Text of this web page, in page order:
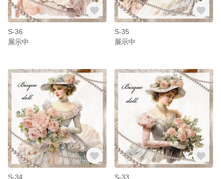
S-36
展示中
S-35
展示中
S-34 S-33